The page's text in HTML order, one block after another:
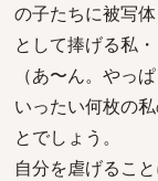
の子たちに被写体
として捧げる私・
（あ〜ん。やっ
いったい何枚の
とでしょう。
自分を虐げるこ